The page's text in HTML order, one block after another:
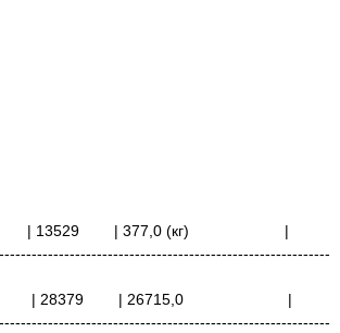
13529
| 377,0 (кг) |
| 28379 | 26715,0
|